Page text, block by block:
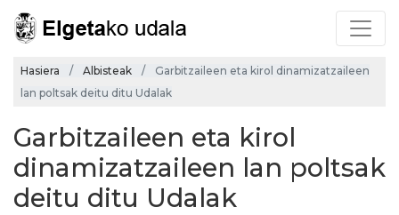
Hasiera Albisteak
Garbitzaileen eta kirol dinamizatzaileen
lan poltsak deitu ditu Udalak
Garbitzaileen eta kirol
dinamizatzaileen lan poltsak
deitu ditu Udalak